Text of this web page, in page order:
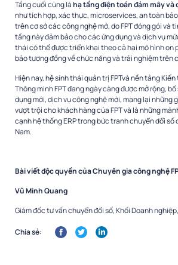
Tầng cuối cùng làhạ tầng điện toán đám mây
như tích hợp, xác thực, microservices, an toàn
trên cơ sở các công nghệ mở, do FPT đóng gói và
tầng này đảm bảo cho các ứng dụng và dịch vụ
thái có thể được triển khai theo cả hai mô hình on
bảo tương đồng về chức năng và trải nghiệm trên
Hiện nay, hệ sinh thái quản trị FPTvà nền tảng
Thông minh FPT đang ngày càng được mở rộng,
dụng mới, dịch vụ công nghệ mới, mang lại những
vượt trội cho khách hàng của FPT và là những
cạnh hệ thống ERP trong bức tranh chuyển đổi số
Nam.
Bài viết độc quyền của Chuyên gia công nghệ
Vũ Minh Quang
Giám đốc tư vấn chuyển đổi số, Khối Doanh nghiệp,
Chia sẻ: